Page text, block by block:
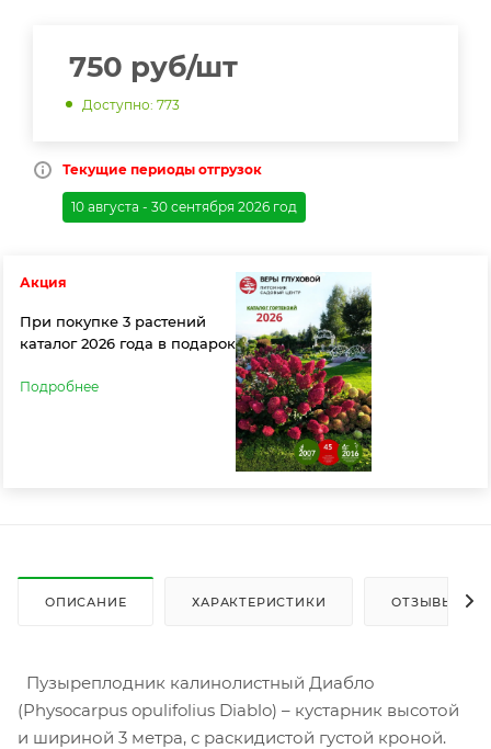
750 руб/шт
Доступно: 773
Текущие периоды отгрузок
10 августа - 30 сентября 2026 год
Акция
При покупке 3 растений
каталог 2026 года в подарок
Подробнее
ОПИСАНИЕ ХАРАКТЕРИСТИКИ ОТЗЫВЫ
Пузыреплодник калинолистный Диабло
(Physocarpus opulifolius Diablo) – кустарник высотой
и шириной 3 метра, с раскидистой густой кроной.